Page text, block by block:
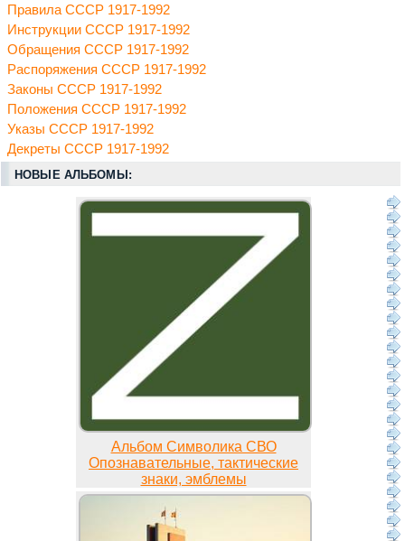
Правила СССР 1917-1992
Инструкции СССР 1917-1992
Обращения СССР 1917-1992
Распоряжения СССР 1917-1992
Законы СССР 1917-1992
Положения СССР 1917-1992
Указы СССР 1917-1992
Декреты СССР 1917-1992
НОВЫЕ АЛЬБОМЫ:
Альбом Символика СВО
Опознавательные, тактические
знаки, эмблемы